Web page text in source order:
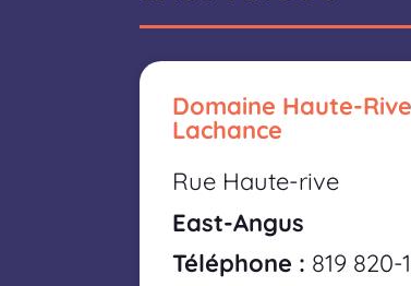
Domaine Haute-
Lachance
Rue Haute-rive
East-Angus
Téléphone : 819 820-